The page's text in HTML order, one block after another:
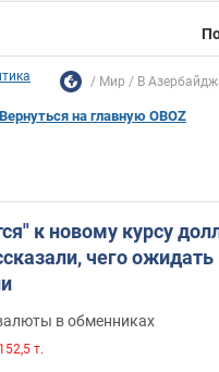
Мир В
Вернуться на главную OBOZ
к новому курсу
чего ожидать
в обменниках
152,5 т.